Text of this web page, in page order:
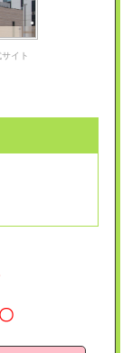
イト
〇